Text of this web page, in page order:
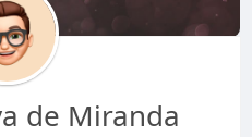
de Miranda